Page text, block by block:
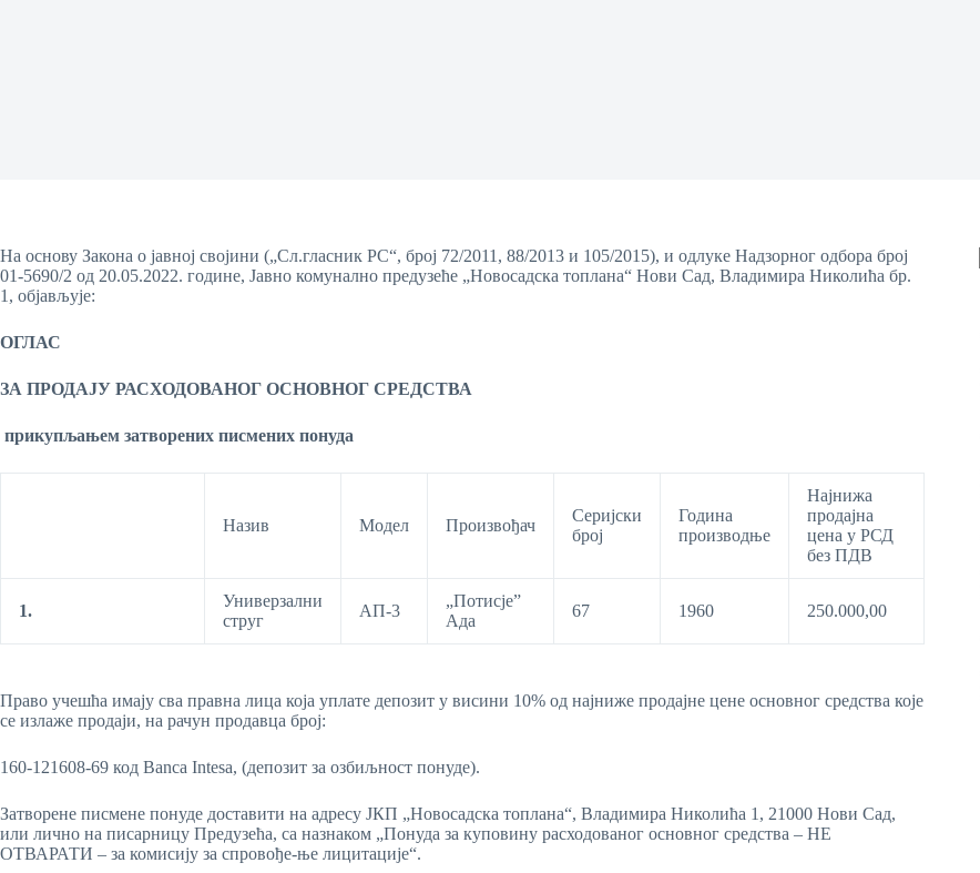
На основу Закона о јавној својини („Сл.гласник РС“, број 72/2011, 88/2013 и 105/2015), и одлуке Надзорног одбора број
01-5690/2 од 20.05.2022. године, Јавно комунално предузеће „Новосадска топлана“ Нови Сад, Владимира Николића бр.
1, објављује:
ОГЛАС
ЗА ПРОДАЈУ РАСХОДОВАНОГ ОСНОВНОГ СРЕДСТВА
прикупљањем затворених писмених понуда
Назив Модел Произвођач
Серијски
број
Година
производње
Најнижа
продајна
цена у РСД
без ПДВ
1.
Универзални
струг
АП-3
„Потисје”
Ада
67 1960 250.000,00
Право учешћа имају сва правна лица која уплате депозит у висини 10% од најниже продајне цене основног средства које
се излаже продаји, на рачун продавца број:
160-121608-69 код Banca Intesa, (депозит за озбиљност понуде).
Затворене писмене понуде доставити на адресу ЈКП „Новосадска топлана“, Владимира Николића 1, 21000 Нови Сад,
или лично на писарницу Предузећа, са назнаком „Понуда за куповину расходованог основног средства – НЕ
ОТВАРАТИ – за комисију за спровође-ње лицитације“.